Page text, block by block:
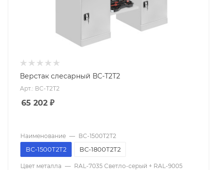
Верстак слесарный ВС-Т2Т2
Арт.: ВС-Т2Т2
65 202 ₽
Наименование — ВС-1500Т2Т2
ВС-1500Т2Т2 ВС-1800Т2Т2
Цвет металла — RAL-7035 Светло-серый + RAL-9005